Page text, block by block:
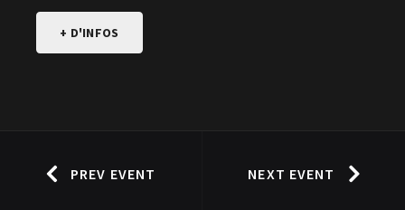
+ D'INFOS
PREV EVENT NEXT EVENT